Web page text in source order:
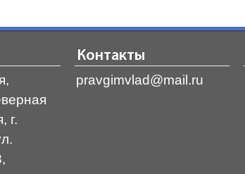
г.
Контакты
pravgimvlad@mail.ru